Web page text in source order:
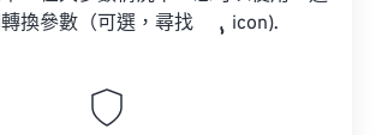
換參數（可選，尋找
icon).